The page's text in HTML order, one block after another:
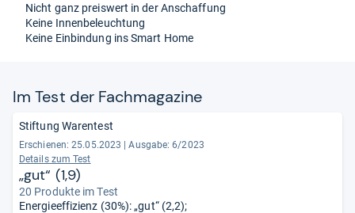
Nicht ganz preiswert in der Anschaffung
Keine Innenbeleuchtung
Keine Einbindung ins Smart Home
Im Test der Fach­ma­ga­zine
Stiftung Warentest
Erschienen: 25.05.2023 | Ausgabe: 6/2023
Details zum Test
„gut“ (1,9)
20 Produkte im Test
Energieeffizienz (30%): „gut“ (2,2);